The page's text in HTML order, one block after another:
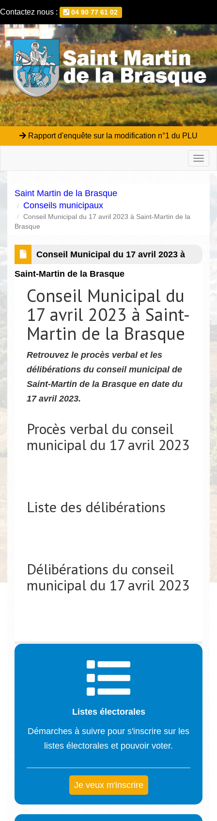
Contactez nous : 04 90 77 61 02
Rapport d'enquête sur la modification n°1 du PLU
Saint Martin de la Brasque
Conseils municipaux
Conseil Municipal du 17 avril 2023 à Saint-Martin de la
Brasque
Conseil Municipal du 17 avril 2023 à
Saint-Martin de la Brasque
Conseil Municipal du
17 avril 2023 à Saint-
Martin de la Brasque
Retrouvez le procès verbal et les
délibérations du conseil municipal de
Saint-Martin de la Brasque en date du
17 avril 2023.
Procès verbal du conseil
municipal du 17 avril 2023
Liste des délibérations
Délibérations du conseil
municipal du 17 avril 2023
Listes électorales
Démarches à suivre pour s'inscrire sur les
listes électorales et pouvoir voter.
Je veux m'inscrire